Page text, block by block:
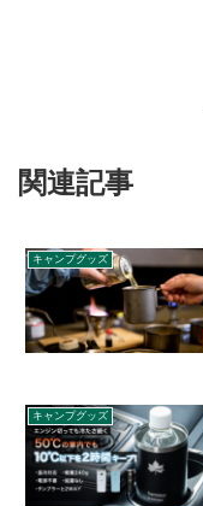
関連記事
キャンプグッズ
キャンプグッズ